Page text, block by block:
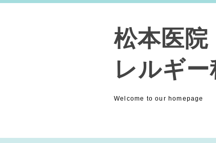
松本医
レルギー
Welcome to our homepage